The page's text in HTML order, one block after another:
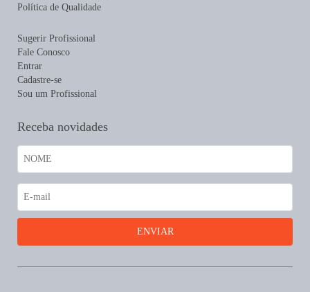
Política de Qualidade
Sugerir Profissional
Fale Conosco
Entrar
Cadastre-se
Sou um Profissional
Receba novidades